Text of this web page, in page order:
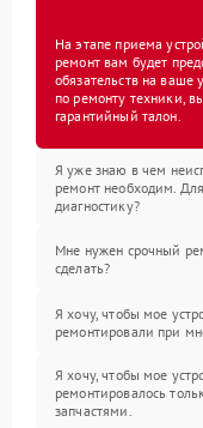
На этапе приема
ремонт вам будет
обязательств на ваше
по ремонту техники,
гарантийный талон.
Я уже знаю в чем
ремонт необходим.
диагностику?
Мне нужен срочный
сделать?
Я хочу, чтобы мое
ремонтировали при
Я хочу, чтобы мое
ремонтировалось
запчастями.